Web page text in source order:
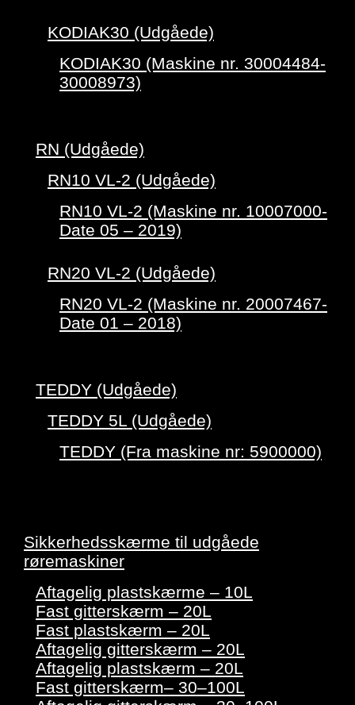
KODIAK30 (Udgåede)
KODIAK30 (Maskine nr. 30004484-
30008973)
RN (Udgåede)
RN10 VL-2 (Udgåede)
RN10 VL-2 (Maskine nr. 10007000-
Date 05 – 2019)
RN20 VL-2 (Udgåede)
RN20 VL-2 (Maskine nr. 20007467-
Date 01 – 2018)
TEDDY (Udgåede)
TEDDY 5L (Udgåede)
TEDDY (Fra maskine nr: 5900000)
Sikkerhedsskærme til udgåede
røremaskiner
Aftagelig plastskærme – 10L
Fast gitterskærm – 20L
Fast plastskærm – 20L
Aftagelig gitterskærm – 20L
Aftagelig plastskærm – 20L
Fast gitterskærm– 30–100L